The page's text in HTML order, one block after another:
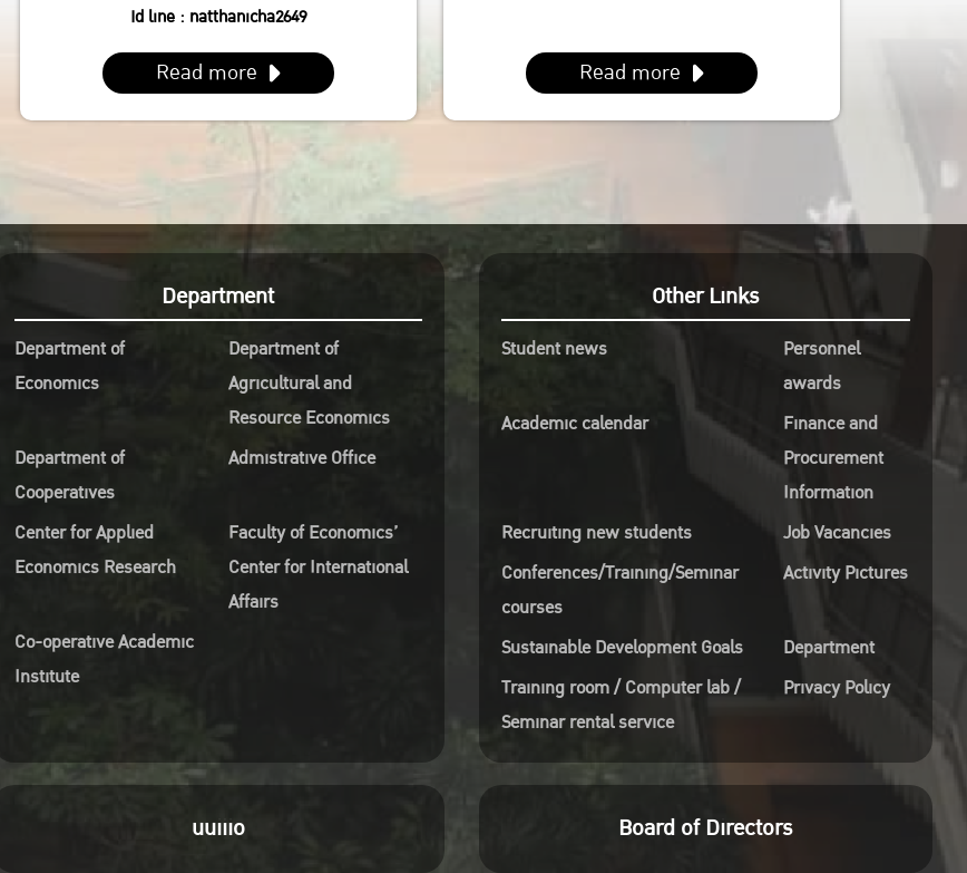
Id line : natthanicha2649
IG : @_m.mintt_
พี่โฟร์ (086-339-3381)
Id line : fourbrabra424
Read more
Lifelong Learning Center) สถาบันเทคโนโลยี
พระจอมเกล้าเจ้าคุณทหารลาดกระบัง กทม.
Read more
Department
Department of
Economics
Department of
Agricultural and
Resource Economics
Department of
Cooperatives
Admistrative Office
Center for Applied
Economics Research
Faculty of Economics’
Center for International
Affairs
Co-operative Academic
Institute
Other Links
Student news
Personnel
awards
Academic calendar
Finance and
Procurement
Information
Recruiting new students
Job Vacancies
Conferences/Training/Seminar
courses
Activity Pictures
Sustainable Development Goals
Department
Training room / Computer lab /
Seminar rental service
Privacy Policy
uuiiio Board of Directors